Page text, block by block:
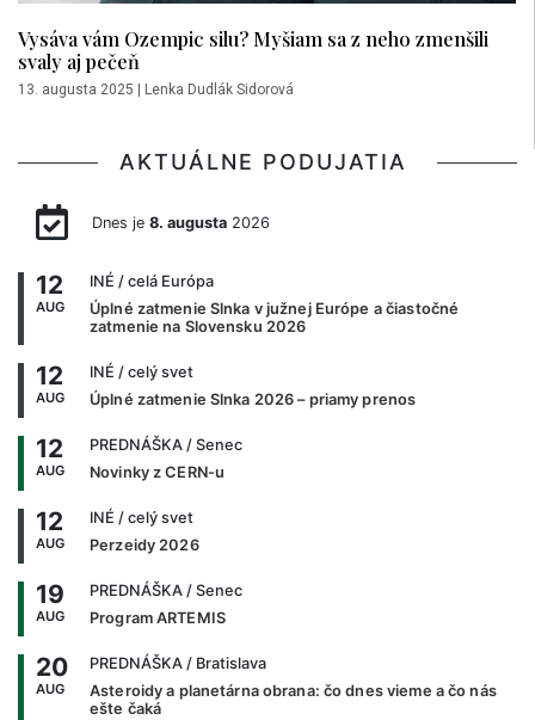
Vysáva vám Ozempic silu? Myšiam sa z neho zmenšili
svaly aj pečeň
13. augusta 2025 | Lenka Dudlák Sidorová
AKTUÁLNE PODUJATIA
Dnes je 8. augusta2026
12
AUG
INÉ / celá Európa
Úplné zatmenie Slnka v južnej Európe a čiastočné
zatmenie na Slovensku 2026
12
AUG
INÉ / celý svet
Úplné zatmenie Slnka 2026 – priamy prenos
12
AUG
PREDNÁŠKA / Senec
Novinky z CERN-u
12
AUG
INÉ / celý svet
Perzeidy 2026
19
AUG
PREDNÁŠKA / Senec
Program ARTEMIS
20
AUG
PREDNÁŠKA / Bratislava
Asteroidy a planetárna obrana: čo dnes vieme a čo nás
ešte čaká